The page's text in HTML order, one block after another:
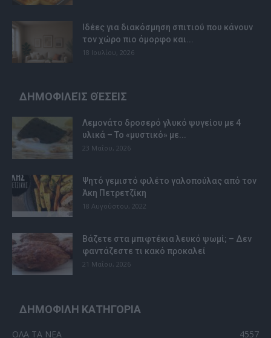
Ιδέες για διακόσμηση σπιτιού που κάνουν
τον χώρο πιο όμορφο και...
18 Ιουλίου, 2026
ΔΗΜΟΦΙΛΕΊΣ ΘΈΣΕΙΣ
Λεμονάτο δροσερό γλυκό ψυγείου με 4
υλικά – Το «μυστικό» με...
23 Μαΐου, 2026
Ψητό γεμιστό φιλέτο γαλοπούλας από τον
Άκη Πετρετζίκη
18 Αυγούστου, 2022
Βάζετε στα μπιφτέκια λευκό ψωμί; – Δεν
φαντάζεστε τι κακό προκαλεί
21 Μαΐου, 2026
ΔΗΜΟΦΙΛΗ ΚΑΤΗΓΟΡΙΑ
ΟΛΑ ΤΑ ΝΕΑ
4557